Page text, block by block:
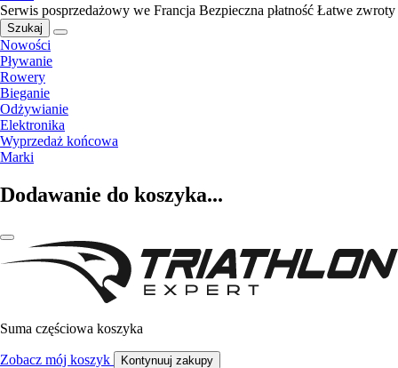
Serwis posprzedażowy we Francja Bezpieczna płatność Łatwe zwroty
Szukaj
Nowości
Pływanie
Rowery
Bieganie
Odżywianie
Elektronika
Wyprzedaż końcowa
Marki
Dodawanie do koszyka...
Suma częściowa koszyka
Zobacz mój koszyk Kontynuuj zakupy